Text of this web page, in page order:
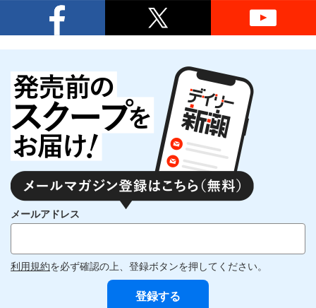
メールアドレス
利用規約を必ず確認の上、登録ボタンを押してください。